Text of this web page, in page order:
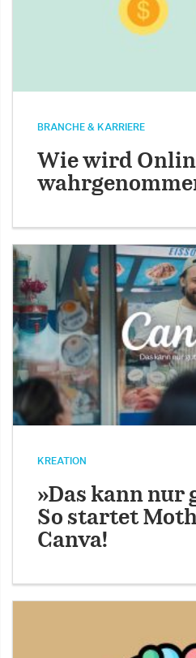
BRANCHE & KARRIERE
Wie wird
KREATION
»Das kann nur
So startet
Canva!